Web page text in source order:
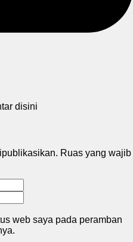
disini
Ruas yang wajib
web saya pada peramban